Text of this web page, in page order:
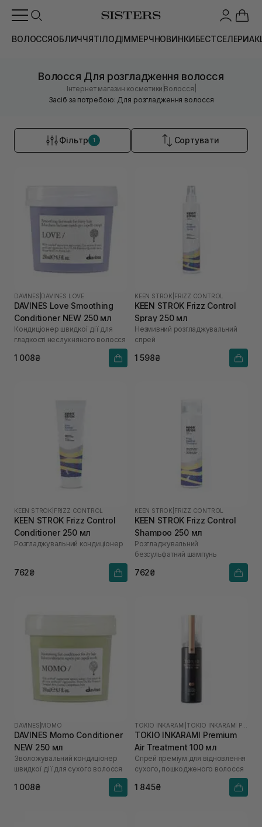
ВОЛОССЯОБЛИЧЧЯТІЛОДІММЕРЧНОВИНКИБЕСТСЕЛЕРИ
Волосся Для розгладження волосся
Інтернет магазин косметики |Волосся
Засіб за потребою: Для розгладження волосся
Фільтр 1 Сортувати
DAVINES DAVINES LOVE
DAVINES Love Smoothing
Conditioner NEW 250 мл
Кондиціонер швидкої дії для
гладкості неслухняного волосся
1 008₴
KEEN STROK FRIZZ CONTROL
KEEN STROK Frizz Control
Spray 250 мл
Незмивний розгладжувальний
спрей
1 598₴
KEEN STROK FRIZZ CONTROL
KEEN STROK Frizz Control
Conditioner 250 мл
Розгладжувальний кондиціонер
762₴
KEEN STROK FRIZZ CONTROL
KEEN STROK Frizz Control
Shampoo 250 мл
Розгладжувальний
безсульфатний шампунь
762₴
DAVINES MOMO
DAVINES Momo Conditioner
NEW 250 мл
Зволожувальний кондиціонер
швидкої дії для сухого волосся
1 008₴
TOKIO INKARAMI TOKIO INKARAMI PREMIUM
TOKIO INKARAMI Premium
Air Treatment 100 мл
Спрей преміум для відновлення
сухого, пошкодженого волосся
1 845₴